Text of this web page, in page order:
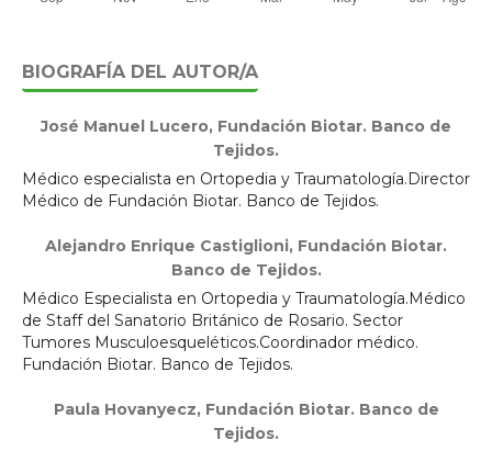
BIOGRAFÍA DEL AUTOR/A
José Manuel Lucero, Fundación Biotar. Banco de
Tejidos.
Médico especialista en Ortopedia y Traumatología.Director
Médico de Fundación Biotar. Banco de Tejidos.
Alejandro Enrique Castiglioni, Fundación Biotar.
Banco de Tejidos.
Médico Especialista en Ortopedia y Traumatología.Médico
de Staff del Sanatorio Británico de Rosario. Sector
Tumores Musculoesqueléticos.Coordinador médico.
Fundación Biotar. Banco de Tejidos.
Paula Hovanyecz, Fundación Biotar. Banco de
Tejidos.